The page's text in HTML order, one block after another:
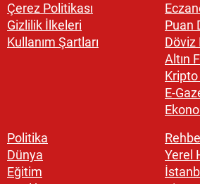
Çerez Politikası
Gizlilik İlkeleri
Kullanım Şartları
Puan
Döviz
Altın
Kripto
E-
Politika
Dünya
Eğitim
Yerel